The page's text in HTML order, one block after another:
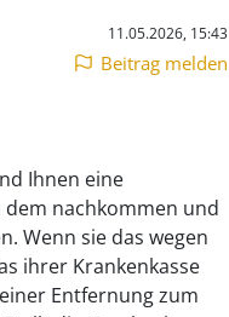
11.05.2026, 15:43
Beitrag melden
Ihnen eine
nachkommen und
Wenn sie das wegen
ihrer Krankenkasse
Entfernung zum